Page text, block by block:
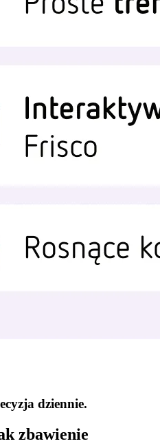
dziennie.
zbawienie